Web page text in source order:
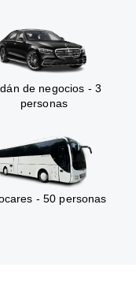
de negocios - 3
personas
- 50 personas